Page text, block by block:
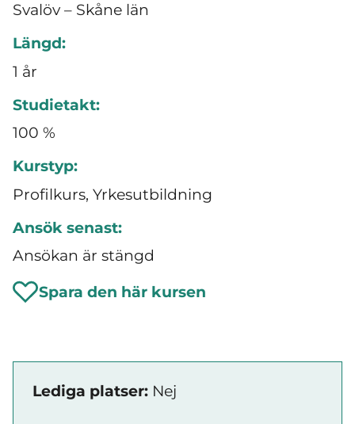
Svalöv – Skåne län
Längd:
1 år
Studietakt:
100 %
Kurstyp:
Profilkurs, Yrkesutbildning
Ansök senast:
Ansökan är stängd
Spara den här kursen
Lediga platser: Nej